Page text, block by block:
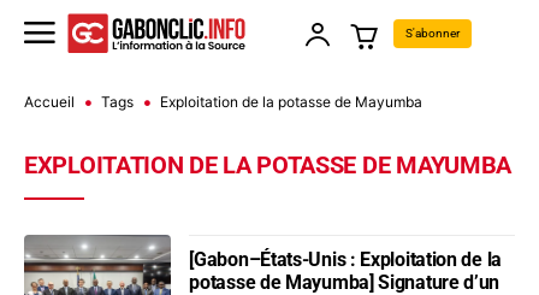
S'abonner
Accueil Tags Exploitation de la potasse de Mayumba
EXPLOITATION DE LA POTASSE DE MAYUMBA
[Gabon–États-Unis : Exploitation de la
potasse de Mayumba] Signature d’un